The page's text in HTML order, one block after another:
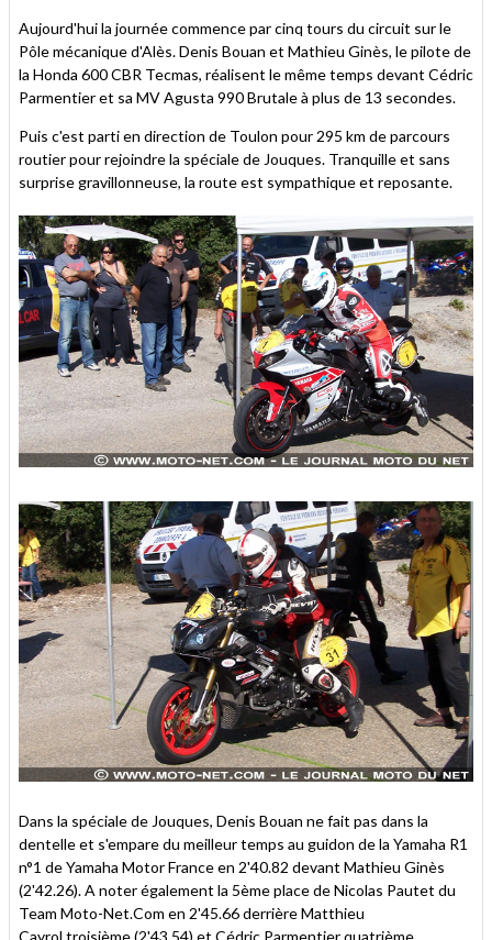
Aujourd'hui la journée commence par cinq tours du circuit sur le
Pôle mécanique d'Alès. Denis Bouan et Mathieu Ginès, le pilote de
la Honda 600 CBR Tecmas, réalisent le même temps devant Cédric
Parmentier et sa MV Agusta 990 Brutale à plus de 13 secondes.
Puis c'est parti en direction de Toulon pour 295 km de parcours
routier pour rejoindre la spéciale de Jouques. Tranquille et sans
surprise gravillonneuse, la route est sympathique et reposante.
Dans la spéciale de Jouques, Denis Bouan ne fait pas dans la
dentelle et s'empare du meilleur temps au guidon de la Yamaha R1
n°1 de Yamaha Motor France en 2'40.82 devant Mathieu Ginès
(2'42.26). A noter également la 5ème place de Nicolas Pautet du
Team Moto-Net.Com en 2'45.66 derrière Matthieu